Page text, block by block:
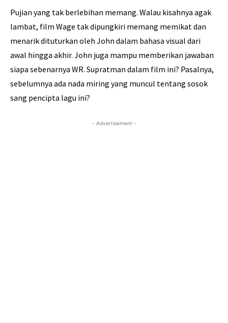
Pujian yang tak berlebihan memang. Walau kisahnya agak
lambat, film Wage tak dipungkiri memang memikat dan
menarik dituturkan oleh John dalam bahasa visual dari
awal hingga akhir. John juga mampu memberikan jawaban
siapa sebenarnya WR. Supratman dalam film ini? Pasalnya,
sebelumnya ada nada miring yang muncul tentang sosok
sang pencipta lagu ini?
- Advertisement -